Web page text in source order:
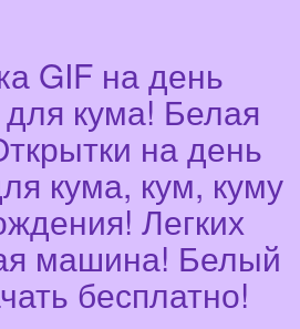
GIF на день
кума! Белая
на день
кума, кум, куму
Легких
машина! Белый
бесплатно!